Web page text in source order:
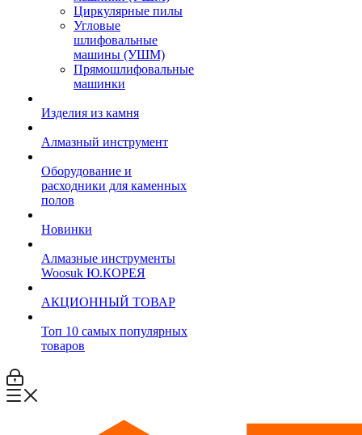
Циркулярные пилы
Угловые
шлифовальные
машины (УШМ)
Прямошлифовальные
машинки
Изделия из камня
Алмазный инструмент
Оборудование и
расходники для каменных
полов
Новинки
Алмазные инструменты
Woosuk Ю.КОРЕЯ
АКЦИОННЫЙ ТОВАР
Топ 10 самых популярных
товаров